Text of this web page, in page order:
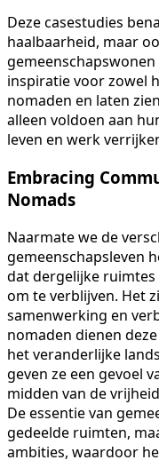
Deze casestudies
haalbaarheid, maar
inspiratie voor zowel
nomaden en laten
alleen voldoen aan
leven en werk
Embracing
Nomads
Naarmate we de
gemeenschapsleven
dat dergelijke ruimtes
om te verblijven. Het
samenwerking en
nomaden dienen
het veranderlijke
geven ze een gevoel
midden van de
De essentie van
gedeelde ruimten,
ambities, waardoor